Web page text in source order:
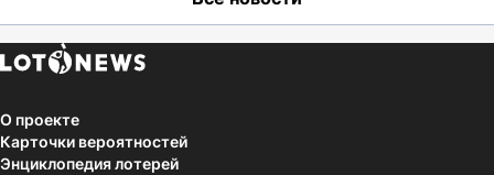
О проекте
Карточки вероятностей
Энциклопедия лотерей